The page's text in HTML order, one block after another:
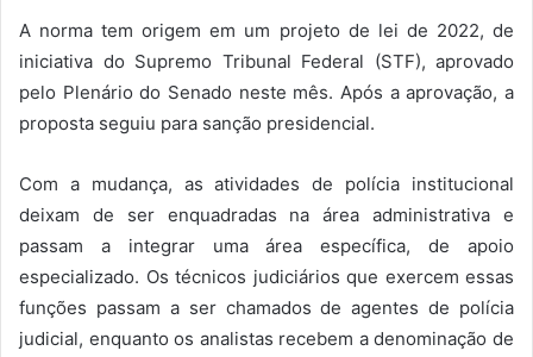
A norma tem origem em um projeto de lei de 2022, de
iniciativa do Supremo Tribunal Federal (STF), aprovado
pelo Plenário do Senado neste mês. Após a aprovação, a
proposta seguiu para sanção presidencial.
Com a mudança, as atividades de polícia institucional
deixam de ser enquadradas na área administrativa e
passam a integrar uma área específica, de apoio
especializado. Os técnicos judiciários que exercem essas
funções passam a ser chamados de agentes de polícia
judicial, enquanto os analistas recebem a denominação de